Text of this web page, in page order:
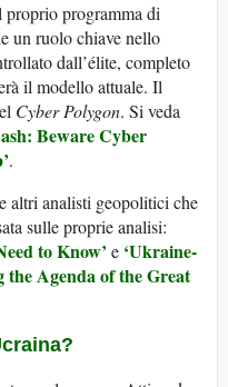
proprio programma di
un ruolo chiave nello
dall’élite, completo
il modello attuale. Il
Cyber Polygon. Si veda
Beware Cyber
.
altri analisti geopolitici che
sulle proprie analisi:
to Know’ e ‘Ukraine-
Agenda of the Great